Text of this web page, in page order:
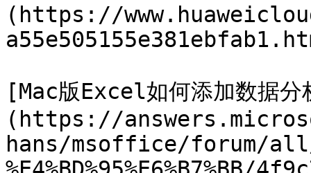
(https://
[Mac版Excel如何添加数据
(https://
hans/msoffice/forum/all/